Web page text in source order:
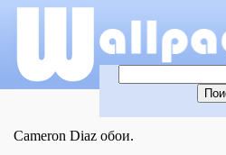
Cameron Diaz обои.